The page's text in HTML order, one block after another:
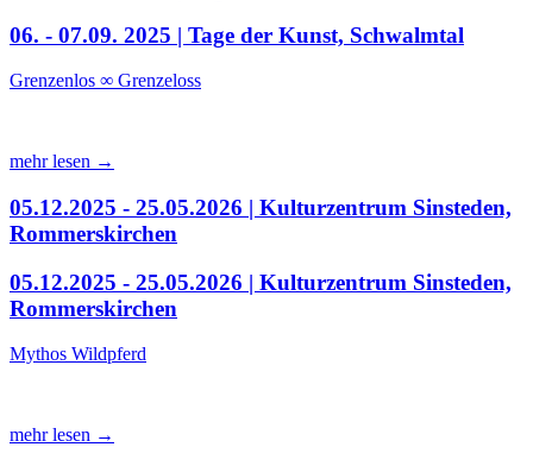
06. - 07.09. 2025 | Tage der Kunst, Schwalmtal
Grenzenlos ∞ Grenzeloss
mehr lesen →
05.12.2025 - 25.05.2026 | Kulturzentrum Sinsteden,
Rommerskirchen
05.12.2025 - 25.05.2026 | Kulturzentrum Sinsteden,
Rommerskirchen
Mythos Wildpferd
mehr lesen →